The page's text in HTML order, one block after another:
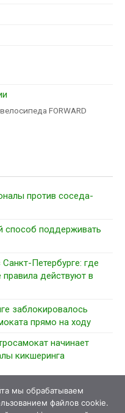
FORWARD
против соседа-
способ поддерживать
Петербурге: где
действуют в
заблокировалось
прямо на ходу
начинает
кикшеринга
мы обрабатываем
файлов cookie.